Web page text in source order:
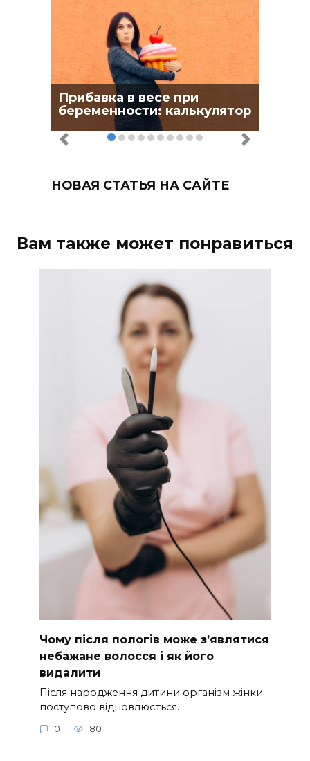
Прибавка в весе при
беременности: калькулятор
НОВАЯ СТАТЬЯ НА САЙТЕ
Вам также может понравиться
Чому після пологів може з’являтися
небажане волосся і як його
видалити
Після народження дитини організм жінки
поступово відновлюється.
0 80